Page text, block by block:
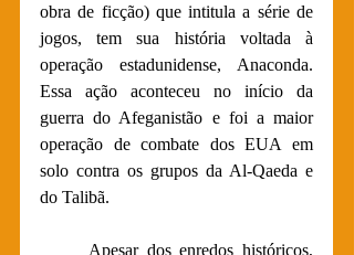
obra de ficção) que intitula a série de
jogos, tem sua história voltada à
operação estadunidense, Anaconda.
Essa ação aconteceu no início da
guerra do Afeganistão e foi a maior
operação de combate dos EUA em
solo contra os grupos da Al-Qaeda e
do Talibã.